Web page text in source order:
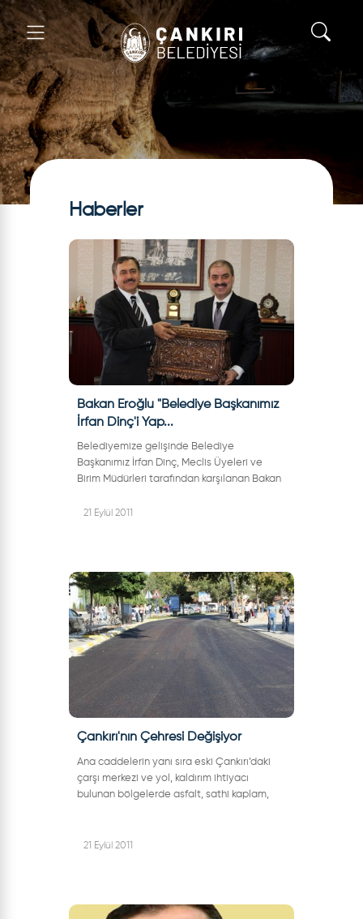
Haberler
Bakan Eroğlu "Belediye Başkanımız
İrfan Dinç'i Yap...
Belediyemize gelişinde Belediye
Başkanımız İrfan Dinç, Meclis Üyeleri ve
Birim Müdürleri tarafından karşılanan Bakan
Başkanımız İrfan Dinç tarafından
21 Eylül 2011
Çankırı'nın Çehresi Değişiyor
Ana caddelerin yanı sıra eski Çankırı’daki
çarşı merkezi ve yol, kaldırım ihtiyacı
bulunan bölgelerde asfalt, sathi kaplam,
21 Eylül 2011